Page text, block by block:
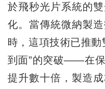
於飛秒光片系統的
化。當傳統微納製
時，這項技術已推
到面”的突破——在
提升數十倍，製造